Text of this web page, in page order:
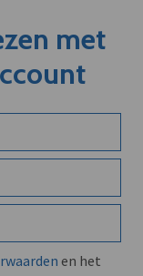
met
en het